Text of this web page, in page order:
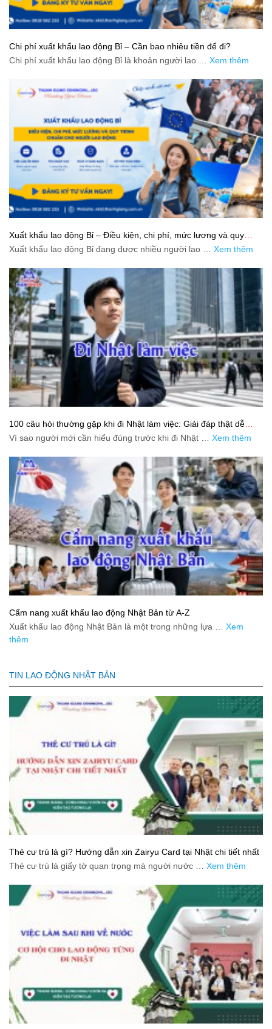
Chi phí xuất khẩu lao động Bỉ – Cần bao nhiêu tiền để đi?
Chi phí xuất khẩu lao động Bỉ là khoản người lao … Xem thêm
Xuất khẩu lao động Bỉ – Điều kiện, chi phí, mức lương và quy
trình chuẩn cho người lao động
Xuất khẩu lao động Bỉ đang được nhiều người lao … Xem thêm
100 câu hỏi thường gặp khi đi Nhật làm việc: Giải đáp thật dễ
hiểu cho người mới bắt đầu
Vì sao người mới cần hiểu đúng trước khi đi Nhật … Xem thêm
Cẩm nang xuất khẩu lao động Nhật Bản từ A-Z
Xuất khẩu lao động Nhật Bản là một trong những lựa … Xem
thêm
TIN LAO ĐỘNG NHẬT BẢN
Thẻ cư trú là gì? Hướng dẫn xin Zairyu Card tại Nhật chi tiết nhất
Thẻ cư trú là giấy tờ quan trọng mà người nước … Xem thêm